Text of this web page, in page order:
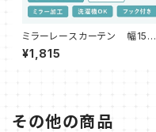
ミラーレースカーテン 幅150c
m 高さ198・208・213cm
¥1,815
その他の商品